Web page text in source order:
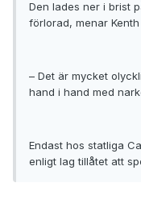
Den lades ner i brist
förlorad, menar Kenth
– Det är mycket
hand i hand med
Endast hos statliga
enligt lag tillåtet att